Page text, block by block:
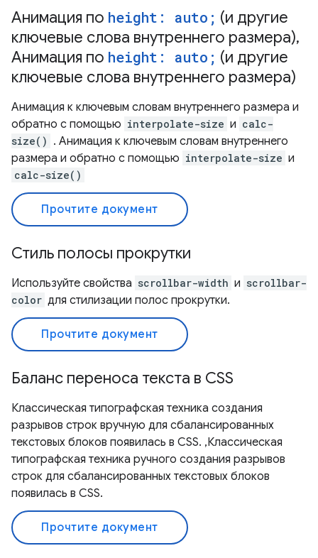
Анимация по height: auto; (и другие
ключевые слова внутреннего размера),
Анимация по height: auto; (и другие
ключевые слова внутреннего размера)
Анимация к ключевым словам внутреннего размера и
обратно с помощью interpolate-size и calc-
size() . Анимация к ключевым словам внутреннего
размера и обратно с помощью interpolate-size и
calc-size()
Прочтите документ
Стиль полосы прокрутки
Используйте свойства scrollbar-width и scrollbar-
color для стилизации полос прокрутки.
Прочтите документ
Баланс переноса текста в CSS
Классическая типографская техника создания
разрывов строк вручную для сбалансированных
текстовых блоков появилась в CSS. ,Классическая
типографская техника ручного создания разрывов
строк для сбалансированных текстовых блоков
появилась в CSS.
Прочтите документ